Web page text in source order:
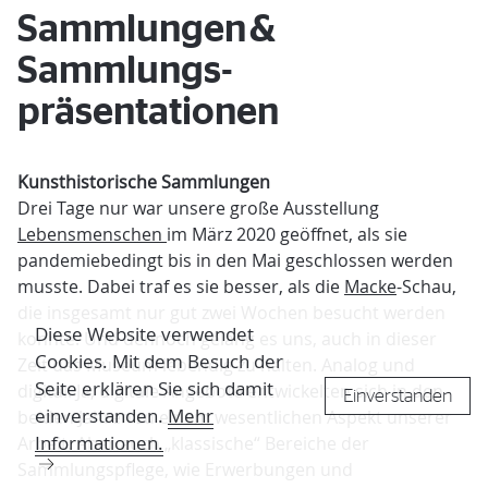
Sammlungen &
Sammlungs­
präsentationen
Kunsthistorische Sammlungen
Drei Tage nur war unsere große Ausstellung
Lebensmenschen im März 2020 geöffnet, als sie
pandemiebedingt bis in den Mai geschlossen werden
musste. Dabei traf es sie besser, als die Macke-Schau,
konnte. Und dennoch gelang es uns, auch in dieser
Zeit das Museum lebendig zu halten. Analog und
digital. Ja, digitale Angebote entwickelten sich in den
beiden Jahren zu einem wesentlichen Aspekt unserer
Arbeit. Aber auch „klassische“ Bereiche der
Sammlungspflege, wie Erwerbungen und
Diese Website verwendet
Cookies. Mit dem Besuch der
Seite erklären Sie sich damit
einverstanden. Mehr
Informationen.
Einverstanden